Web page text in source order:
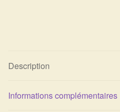
Description
Informations complémentaires